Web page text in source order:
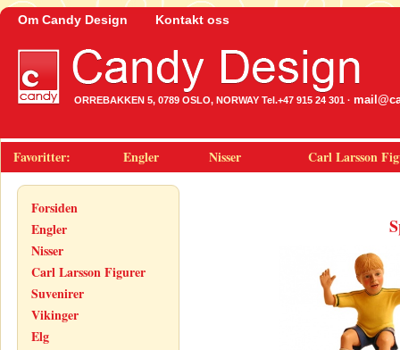
Om Candy Design Kontakt oss
ORREBAKKEN 5, 0789 OSLO, NORWAY Tel.+47 915 24 301 ·
Favoritter: Engler Nisser Carl Larsson
Forsiden
Engler
Nisser
Carl Larsson Figurer
Suvenirer
Vikinger
Elg